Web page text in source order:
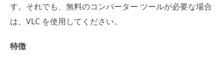
す。それでも、無料のコンバーター ツールが必要な場合
は、VLC を使用してください。
特徴